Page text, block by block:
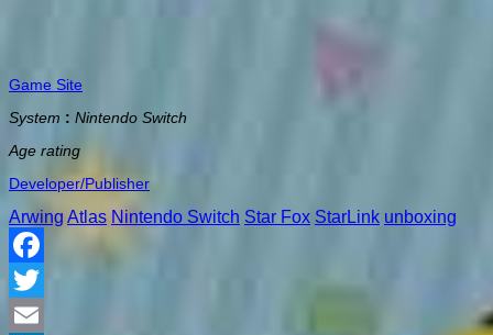
Game Site
System : Nintendo Switch
Age rating
Developer/Publisher
Arwing Atlas Nintendo Switch Star Fox StarLink unboxing
Facebook
Twitter